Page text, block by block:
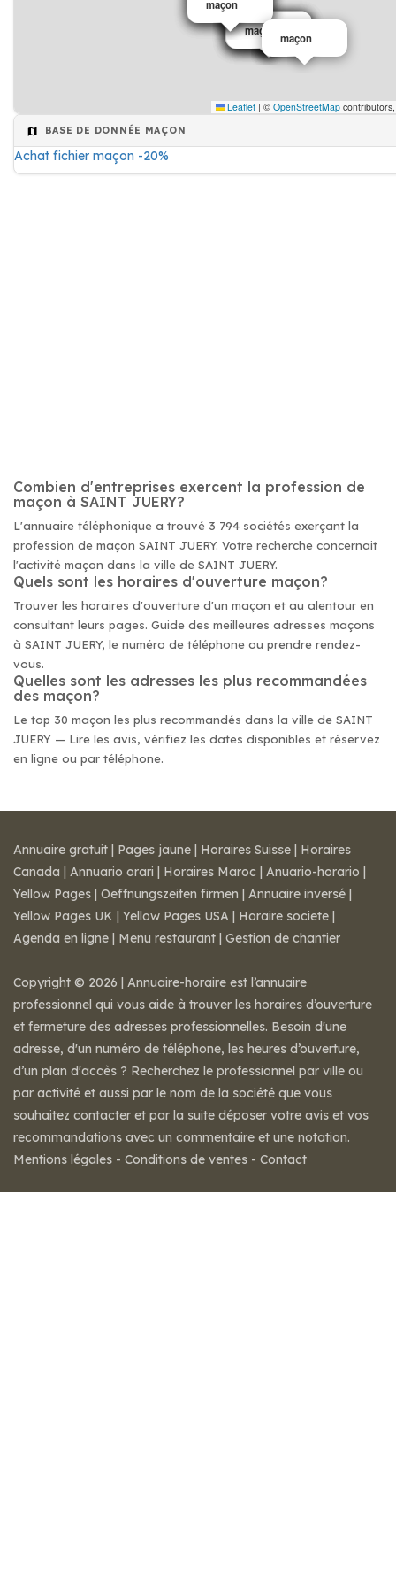
maçon
maçon
maçon
maçon
maçon
maçon
maçon
maçon
maçon
Leaflet | © OpenStreetMap
BASE DE DONNÉE MAÇON
Achat fichier maçon -20%
Combien d'entreprises exercent la profession de
maçon à SAINT JUERY?
L'annuaire téléphonique a trouvé 3 794 sociétés exerçant la
profession de maçon SAINT JUERY. Votre recherche concernait
l'activité maçon dans la ville de SAINT JUERY.
Quels sont les horaires d'ouverture maçon?
Trouver les horaires d'ouverture d'un maçon et au alentour en
consultant leurs pages. Guide des meilleures adresses maçons
à SAINT JUERY, le numéro de téléphone ou prendre rendez-
vous.
Quelles sont les adresses les plus recommandées
des maçon?
Le top 30 maçon les plus recommandés dans la ville de SAINT
JUERY — Lire les avis, vérifiez les dates disponibles et réservez
en ligne ou par téléphone.
Annuaire gratuit | Pages jaune | Horaires Suisse | Horaires
Canada | Annuario orari | Horaires Maroc | Anuario-horario |
Yellow Pages | Oeffnungszeiten firmen | Annuaire inversé |
Yellow Pages UK | Yellow Pages USA | Horaire societe |
Agenda en ligne | Menu restaurant | Gestion de chantier
Copyright © 2026 | Annuaire-horaire est l’annuaire
professionnel qui vous aide à trouver les horaires d’ouverture
et fermeture des adresses professionnelles. Besoin d'une
adresse, d'un numéro de téléphone, les heures d’ouverture,
d’un plan d'accès ? Recherchez le professionnel par ville ou
par activité et aussi par le nom de la société que vous
souhaitez contacter et par la suite déposer votre avis et vos
recommandations avec un commentaire et une notation.
Mentions légales - Conditions de ventes - Contact